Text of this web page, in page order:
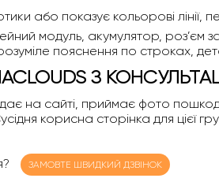
або показує кольорові лінії,
модуль, акумулятор, роз’єм
пояснення по строках,
З
на сайті, приймає фото
корисна сторінка для цієї
ЗАМОВТЕ ШВИДКИЙ ДЗВІНОК